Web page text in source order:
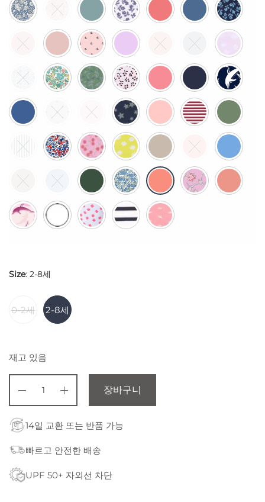
Size: 2-8세
0-2세 2-8세
재고 있음
장바구니
14일 교환 또는 반품 가능
빠르고 안전한 배송
UPF 50+ 자외선 차단